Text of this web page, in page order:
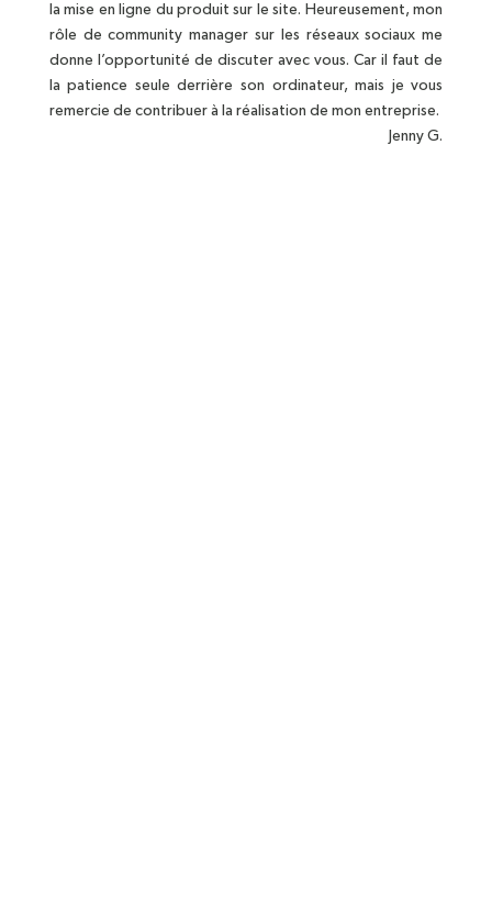
la mise en ligne du produit sur le site. Heureusement, mon
rôle de community manager sur les réseaux sociaux me
donne l’opportunité de discuter avec vous. Car il faut de
la patience seule derrière son ordinateur, mais je vous
remercie de contribuer à la réalisation de mon entreprise.
Jenny G.